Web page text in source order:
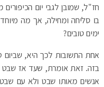
חז"ל, שמובן לגבי יום
בו סליחה ומחילה, אך מה
ימים טובים?
אחת התשובות לכך היא,
בזה. זאת אומרת, שעד אז שבט
אנשים מאותו שבט ולא עם